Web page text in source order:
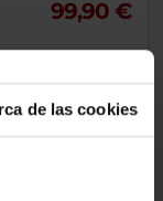
de las cookies
99,90 €
1400